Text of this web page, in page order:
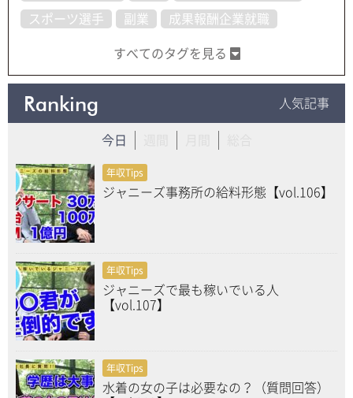
スポーツ選手 副業 成果報酬企業就職
すべてのタグを見る
Ranking 人気記事
今日
年収Tips
ジャニーズ事務所の給料形態【vol.106】
年収Tips
ジャニーズで最も稼いでいる人
【vol.107】
年収Tips
水着の女の子は必要なの？（質問回答）